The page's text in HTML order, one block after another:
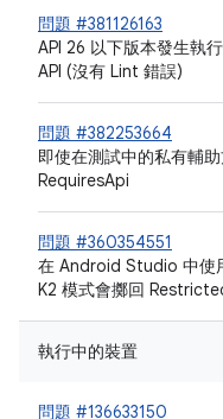
問題 #381126163
API 26 以下版本發生執
API (沒有 Lint 錯誤)
問題 #382253664
即使在測試中的私有輔
RequiresApi
問題 #360354551
在 Android Studio 中使
K2 模式會擲回
執行中的裝置
問題 #136633150